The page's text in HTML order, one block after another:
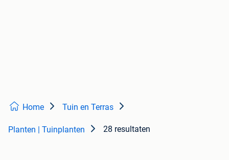
Home Tuin en Terras
Planten | Tuinplanten 28 resultaten